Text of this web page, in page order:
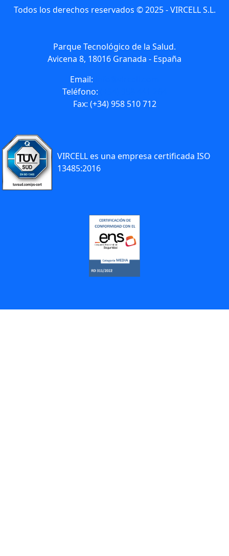
Todos los derechos reservados © 2025 - VIRCELL S.L.
Parque Tecnológico de la Salud.
Avicena 8, 18016 Granada - España
Email:
Teléfono:
Fax: (+34) 958 510 712
VIRCELL es una empresa certificada ISO
13485:2016